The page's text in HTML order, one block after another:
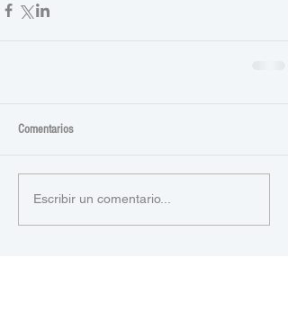
Comentarios
Escribir un comentario...